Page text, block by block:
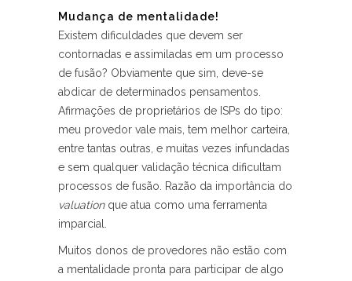
Mudança de mentalidade!
Existem dificuldades que devem ser
contornadas e assimiladas em um processo
de fusão? Obviamente que sim, deve-se
abdicar de determinados pensamentos.
Afirmações de proprietários de ISPs do tipo:
meu provedor vale mais, tem melhor carteira,
entre tantas outras, e muitas vezes infundadas
e sem qualquer validação técnica dificultam
processos de fusão. Razão da importância do
valuationque atua como uma ferramenta
imparcial.
Muitos donos de provedores não estão com
a mentalidade pronta para participar de algo